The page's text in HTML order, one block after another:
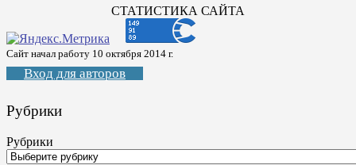
СТАТИСТИКА САЙТА
Сайт начал работу 10 октября 2014 г.
Вход для авторов
Рубрики
Рубрики